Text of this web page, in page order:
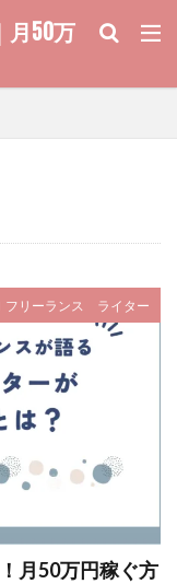
月50万
フリーランス ライター
月50万円稼ぐ方